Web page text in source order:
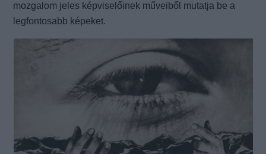
mozgalom jeles képviselőinek műveiből mutatja be a
legfontosabb képeket.